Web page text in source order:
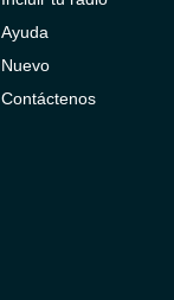
Ayuda
Nuevo
Contáctenos